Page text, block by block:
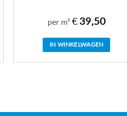
per m² € 39,50
IN WINKELWAGEN